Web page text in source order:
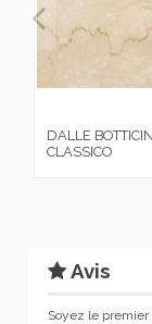
DALLE
CLASSICO
Avis
Soyez le premier